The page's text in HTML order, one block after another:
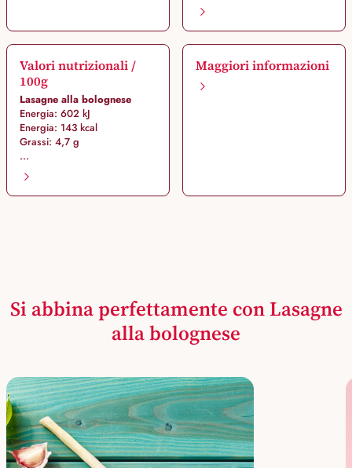
Valori nutrizionali /
100g
Lasagne alla bolognese
Energia: 602 kJ
Energia: 143 kcal
Grassi: 4,7 g
...
Maggiori informazioni
Si abbina perfettamente con Lasagne
alla bolognese